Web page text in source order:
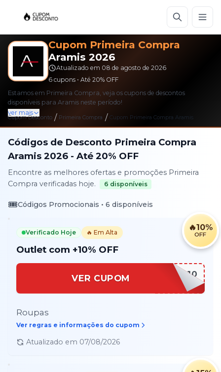
Cupom Primeira Compra
Aramis 2026
Atualizado em 08 de agosto de 2026
6cupons • Até 20%OFF
Estamos em Primeira Compra, veja os cupons de descontos
disponíveis para Aramis neste período!
ver mais
Cupom Desconto / Primeira Compra / Cupom Primeira Compra Aramis
Códigos de Desconto Primeira Compra
Aramis 2026 - Até20% OFF
Encontre as melhores ofertas e promoções Primeira
Compra verificadas hoje. 6 disponíveis
🎟️Códigos Promocionais •6 disponíveis
🔥10%
OFF
Verificado Hoje 🔥 Em Alta
Outlet com +10% OFF
VER CUPOM AWIN10
Roupas
Ver regras e informações do cupom
Atualizado em 07/08/2026